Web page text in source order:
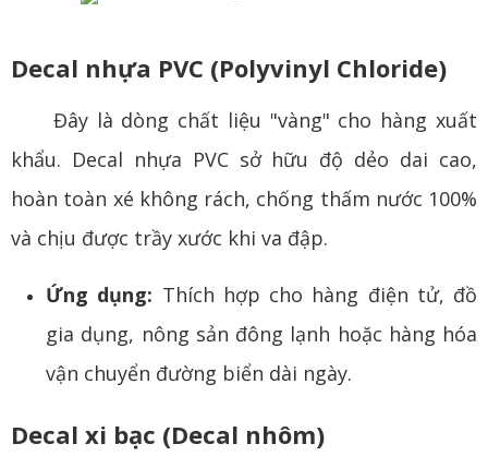
Decal nhựa PVC (Polyvinyl Chloride)
Đây là dòng chất liệu "vàng" cho hàng xuất
khẩu. Decal nhựa PVC sở hữu độ dẻo dai cao,
hoàn toàn xé không rách, chống thấm nước 100%
và chịu được trầy xước khi va đập.
Ứng dụng: Thích hợp cho hàng điện tử, đồ
gia dụng, nông sản đông lạnh hoặc hàng hóa
vận chuyển đường biển dài ngày.
Decal xi bạc (Decal nhôm)